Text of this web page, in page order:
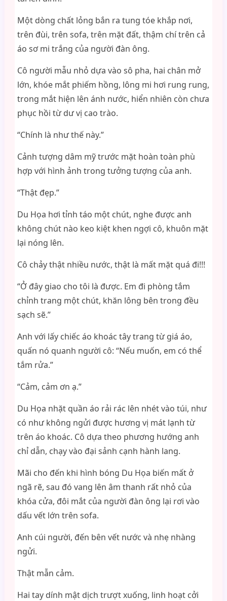
Một dòng chất lỏng bắn ra tung tóe khắp nơi,
trên đùi, trên sofa, trên mặt đất, thậm chí trên cả
áo sơ mi trắng của người đàn ông.
Cô người mẫu nhỏ dựa vào sô pha, hai chân mở
lớn, khóe mắt phiếm hồng, lông mi hơi rung rung,
trong mắt hiện lên ánh nước, hiển nhiên còn chưa
phục hồi từ dư vị cao trào.
“Chính là như thế này.”
Cảnh tượng dâm mỹ trước mặt hoàn toàn phù
hợp với hình ảnh trong tưởng tượng của anh.
“Thật đẹp.”
Du Họa hơi tỉnh táo một chút, nghe được anh
không chút nào keo kiệt khen ngợi cô, khuôn mặt
lại nóng lên.
Cô chảy thật nhiều nước, thật là mất mặt quá đi!!!
“Ở đây giao cho tôi là được. Em đi phòng tắm
chỉnh trang một chút, khăn lông bên trong đều
sạch sẽ.”
Anh với lấy chiếc áo khoác tây trang từ giá áo,
quấn nó quanh người cô: “Nếu muốn, em có thể
tắm rửa.”
“Cảm, cảm ơn ạ.”
Du Họa nhặt quần áo rải rác lên nhét vào túi, như
có như không ngửi được hương vị mát lạnh từ
trên áo khoác. Cô dựa theo phương hướng anh
chỉ dẫn, chạy vào đại sảnh cạnh hành lang.
Mãi cho đến khi hình bóng Du Họa biến mất ở
ngã rẽ, sau đó vang lên âm thanh rất nhỏ của
khóa cửa, đôi mắt của người đàn ông lại rơi vào
dấu vết lớn trên sofa.
Anh cúi người, đến bên vết nước và nhẹ nhàng
ngửi.
Thật mẫn cảm.
Hai tay dính mật dịch trượt xuống, linh hoạt cởi